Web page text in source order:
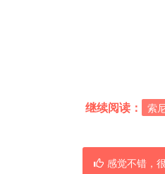
继续阅读： 索
感觉不错，